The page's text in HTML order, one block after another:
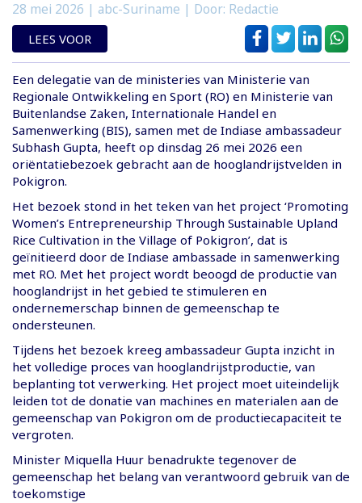
28 mei 2026 | abc-Suriname | Door: Redactie
LEES VOOR
Een delegatie van de ministeries van Ministerie van
Regionale Ontwikkeling en Sport (RO) en Ministerie van
Buitenlandse Zaken, Internationale Handel en
Samenwerking (BIS), samen met de Indiase ambassadeur
Subhash Gupta, heeft op dinsdag 26 mei 2026 een
oriëntatiebezoek gebracht aan de hooglandrijstvelden in
Pokigron.
Het bezoek stond in het teken van het project ‘Promoting
Women’s Entrepreneurship Through Sustainable Upland
Rice Cultivation in the Village of Pokigron’, dat is
geïnitieerd door de Indiase ambassade in samenwerking
met RO. Met het project wordt beoogd de productie van
hooglandrijst in het gebied te stimuleren en
ondernemerschap binnen de gemeenschap te
ondersteunen.
Tijdens het bezoek kreeg ambassadeur Gupta inzicht in
het volledige proces van hooglandrijstproductie, van
beplanting tot verwerking. Het project moet uiteindelijk
leiden tot de donatie van machines en materialen aan de
gemeenschap van Pokigron om de productiecapaciteit te
vergroten.
Minister Miquella Huur benadrukte tegenover de
gemeenschap het belang van verantwoord gebruik van de
toekomstige